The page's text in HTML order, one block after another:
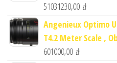
51031230,00 zł
Angenieux Optimo
T4.2 Meter Scale ,
601000,00 zł